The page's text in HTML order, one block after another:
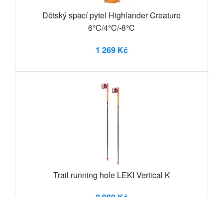
Dětský spací pytel Highlander Creature
6°C/4°C/-8°C
1 269 Kč
Trail running hole LEKI Vertical K